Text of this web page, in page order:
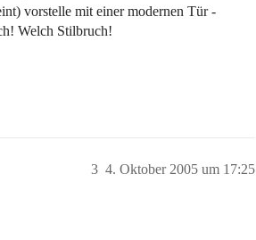
vorstelle mit einer modernen Tür -
Welch Stilbruch!
4. Oktober 2005 um 17:25
3